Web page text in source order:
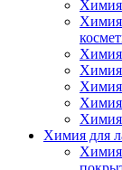
Химия
Химия
Химия
Химия
Химия
Химия
Химия
Химия для
Химия